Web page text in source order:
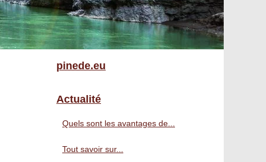
pinede.eu
Actualité
Quels sont les avantages de...
Tout savoir sur...